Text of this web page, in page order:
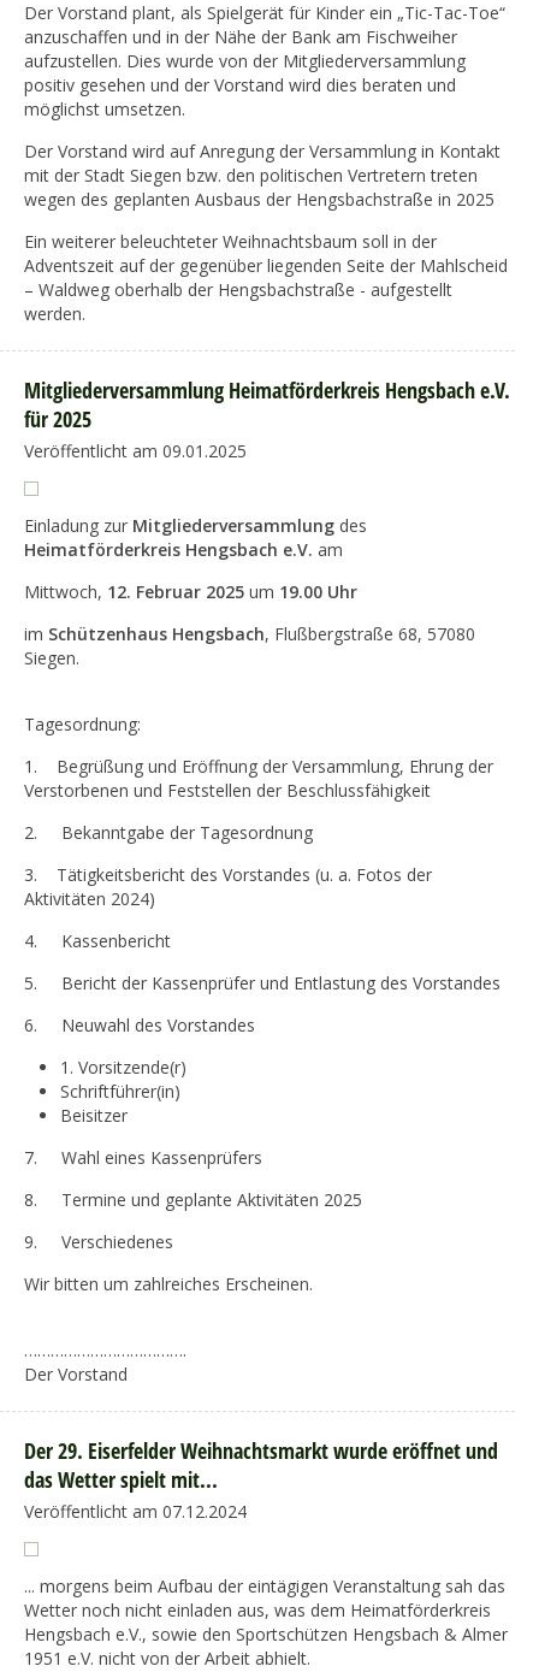
Der Vorstand plant, als Spielgerät für Kinder ein „Tic-Tac-Toe“
anzuschaffen und in der Nähe der Bank am Fischweiher
aufzustellen. Dies wurde von der Mitgliederversammlung
positiv gesehen und der Vorstand wird dies beraten und
möglichst umsetzen.
Der Vorstand wird auf Anregung der Versammlung in Kontakt
mit der Stadt Siegen bzw. den politischen Vertretern treten
wegen des geplanten Ausbaus der Hengsbachstraße in 2025
Ein weiterer beleuchteter Weihnachtsbaum soll in der
Adventszeit auf der gegenüber liegenden Seite der Mahlscheid
– Waldweg oberhalb der Hengsbachstraße - aufgestellt
werden.
Mitgliederversammlung Heimatförderkreis Hengsbach e.V.
für 2025
Veröffentlicht am 09.01.2025
Einladung zur Mitgliederversammlung des
Heimatförderkreis Hengsbach e.V. am
Mittwoch, 12. Februar 2025 um 19.00 Uhr
im Schützenhaus Hengsbach, Flußbergstraße 68, 57080
Siegen.
Tagesordnung:
1. Begrüßung und Eröffnung der Versammlung, Ehrung der
Verstorbenen und Feststellen der Beschlussfähigkeit
2. Bekanntgabe der Tagesordnung
3. Tätigkeitsbericht des Vorstandes (u. a. Fotos der
Aktivitäten 2024)
4. Kassenbericht
5. Bericht der Kassenprüfer und Entlastung des Vorstandes
6. Neuwahl des Vorstandes
1. Vorsitzende(r)
Schriftführer(in)
Beisitzer
7. Wahl eines Kassenprüfers
8. Termine und geplante Aktivitäten 2025
9. Verschiedenes
Wir bitten um zahlreiches Erscheinen.
……………………………….
Der Vorstand
Der 29. Eiserfelder Weihnachtsmarkt wurde eröffnet und
das Wetter spielt mit...
Veröffentlicht am 07.12.2024
... morgens beim Aufbau der eintägigen Veranstaltung sah das
Wetter noch nicht einladen aus, was dem Heimatförderkreis
Hengsbach e.V., sowie den Sportschützen Hengsbach & Almer
1951 e.V. nicht von der Arbeit abhielt.